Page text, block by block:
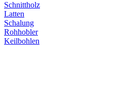
Schnittholz
Latten
Schalung
Rohhobler
Keilbohlen